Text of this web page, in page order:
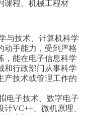
课程、机械工程材
与技术、计算机科学
动手能力，受到严格
，能在电子信息科学
和行政部门从事科学
产技术或管理工作的
电子技术、数字电子
VC++、微机原理、